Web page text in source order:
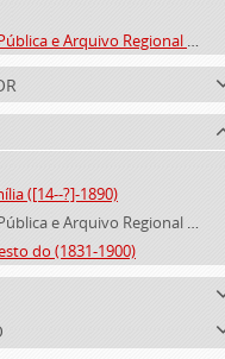
Biblioteca Pública e Arquivo Regional de Ponta Delgada
([14--?]-1890)
Biblioteca Pública e Arquivo Regional de Ponta Delgada (1841- )
do (1831-1900)